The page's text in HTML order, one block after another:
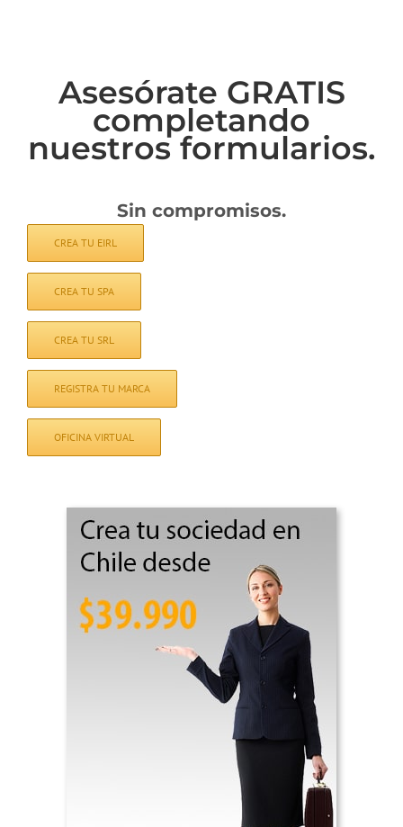
Asesórate GRATIS
completando
nuestros formularios.
Sin compromisos.
CREA TU EIRL
CREA TU SPA
CREA TU SRL
REGISTRA TU MARCA
OFICINA VIRTUAL